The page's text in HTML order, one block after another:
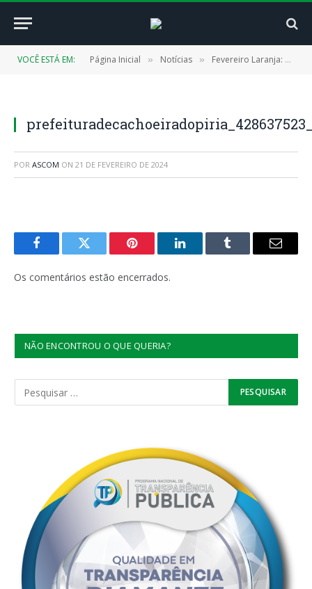
VOCÊ ESTÁ EM: Página Inicial » Notícias » Fevereiro Laranja: prefeitura realiza ações sobre prevenção da gravidez na adolescência
POR ASCOM ON 21 DE FEVEREIRO DE 2024
FacebookTwitter Pinterest LinkedInTumblr
E-
Os comentários estão encerrados.
NÃO ENCONTROU O QUE QUERIA?